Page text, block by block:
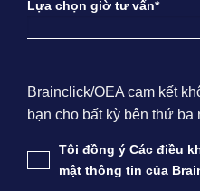
Lựa chọn giờ tư vấn*
Brainclick/OEA cam kết
bạn cho bất kỳ bên thứ ba
Tôi đồng ý Các điều
mật thông tin của